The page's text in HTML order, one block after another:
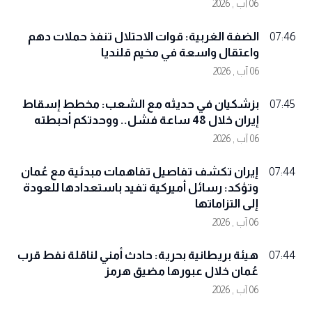
06 آب , 2026
07:46
الضفة الغربية: قوات الاحتلال تنفذ حملات دهم
واعتقال واسعة في مخيم قلنديا
06 آب , 2026
07:45
بزشكيان في حديثه مع الشعب: مخطط إسقاط
إيران خلال 48 ساعة فشل.. ووحدتكم أحبطته
06 آب , 2026
07:44
إيران تكشف تفاصيل تفاهمات مبدئية مع عُمان
وتؤكد: رسائل أميركية تفيد باستعدادها للعودة
إلى التزاماتها
06 آب , 2026
07:44
هيئة بريطانية بحرية: حادث أمني لناقلة نفط قرب
عُمان خلال عبورها مضيق هرمز
06 آب , 2026